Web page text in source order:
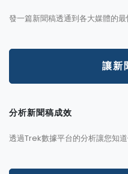
發一篇新聞稿透通到各大媒體的最
讓新
分析新聞稿成效
透過Trek數據平台的分析讓您知